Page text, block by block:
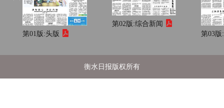
第01版:头版
第02版:综合新闻
第03版:
衡水日报版权所有